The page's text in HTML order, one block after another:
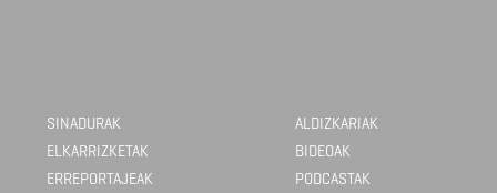
SINADURAK
ELKARRIZKETAK
ERREPORTAJEAK
ALDIZKARIAK
BIDEOAK
PODCASTAK